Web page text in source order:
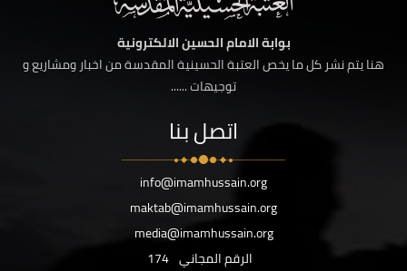
بوابة الامام الحسين الالكترونية
هنا يتم نشر كل ما يخص العتبة الحسينية المقدسة من اخبار ومشاريع و
توجيهات ......
اتصل بنا
info@imamhussain.org
maktab@imamhussain.org
media@imamhussain.org
الرقم المجاني 174